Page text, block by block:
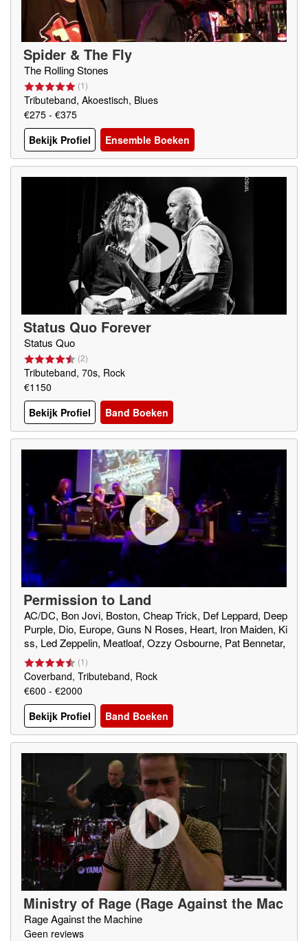
Spider & The Fly
The Rolling Stones
(1)
Tributeband, Akoestisch, Blues
€275 - €375
Bekijk Profiel
Ensemble Boeken
Status Quo Forever
Status Quo
(2)
Tributeband, 70s, Rock
€1150
Bekijk Profiel
Band Boeken
Permission to Land
AC/DC, Bon Jovi, Boston, Cheap Trick, Def Leppard, Deep
Purple, Dio, Europe, Guns N Roses, Heart, Iron Maiden, Ki
ss, Led Zeppelin, Meatloaf, Ozzy Osbourne, Pat Bennetar,
Queen, Robert Palmer, Skid Row, Survivor, The Darkness,
Van Halen,Whitesnake e.a.
(1)
Coverband, Tributeband, Rock
€600 - €2000
Bekijk Profiel
Band Boeken
Ministry of Rage (Rage Against the Mac
hine-tribute)
Rage Against the Machine
Geen reviews